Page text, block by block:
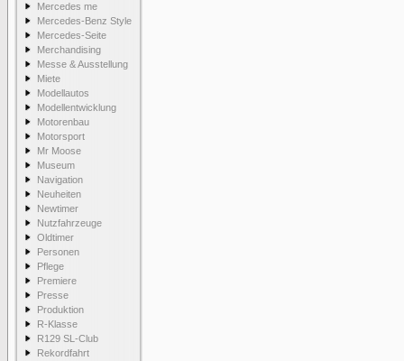
Mercedes me
Mercedes-Benz Style
Mercedes-Seite
Merchandising
Messe & Ausstellung
Miete
Modellautos
Modellentwicklung
Motorenbau
Motorsport
Mr Moose
Museum
Navigation
Neuheiten
Newtimer
Nutzfahrzeuge
Oldtimer
Personen
Pflege
Premiere
Presse
Produktion
R-Klasse
R129 SL-Club
Rekordfahrt